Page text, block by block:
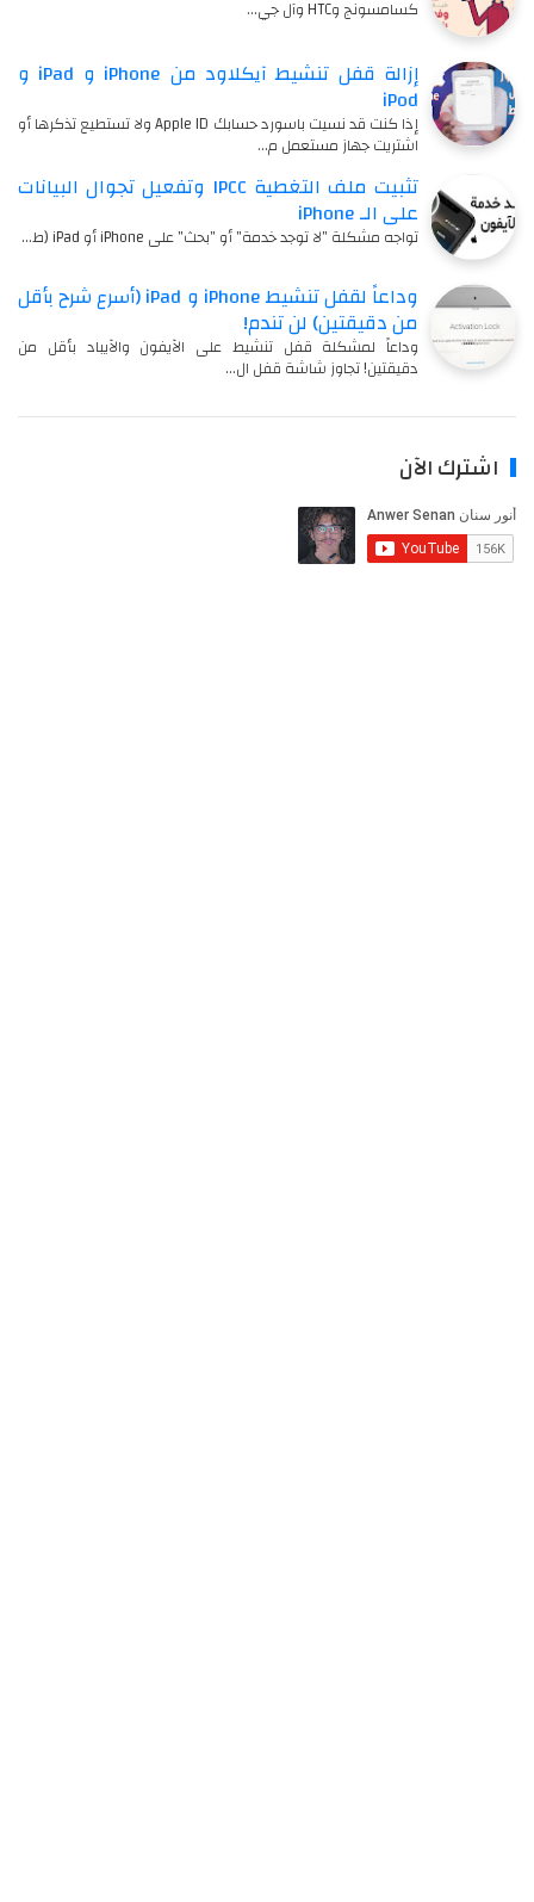
كسامسونج وHTC وآل جي…
إزالة قفل تنشيط آيكلاود من iPhone و iPad و
iPod
إذا كنت قد نسيت باسورد حسابك Apple ID ولا تستطيع تذكرها أو
اشتريت جهاز مستعمل م…
تثبيت ملف التغطية IPCC وتفعيل تجوال البيانات
على الـ iPhone
تواجه مشكلة "لا توجد خدمة" أو "بحث" على iPhone أو iPad (ط…
وداعاً لقفل تنشيط iPhone و iPad (أسرع شرح بأقل
من دقيقتين) لن تندم!
وداعاً لمشكلة قفل تنشيط على الآيفون والآيباد بأقل من
دقيقتين! تجاوز شاشة قفل ال…
اشترك الآن